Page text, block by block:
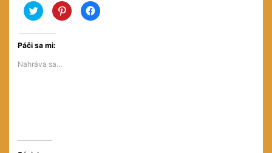
Kliknite
pre
zdieľanie
Twitter(Otvorí
novom
Kliknite
pre
zdieľanie
Kliknite
pre
Páči sa mi:
Nahráva sa...